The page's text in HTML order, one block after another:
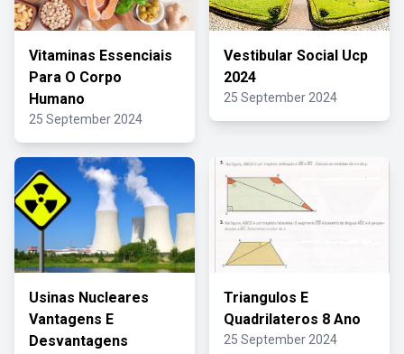
Vitaminas Essenciais
Para O Corpo
Humano
25 September 2024
Vestibular Social Ucp
2024
25 September 2024
Usinas Nucleares
Vantagens E
Desvantagens
Triangulos E
Quadrilateros 8 Ano
25 September 2024